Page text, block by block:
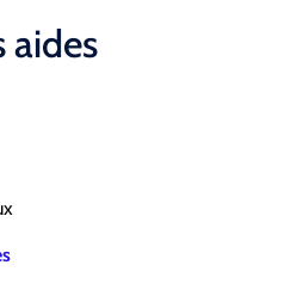
aides